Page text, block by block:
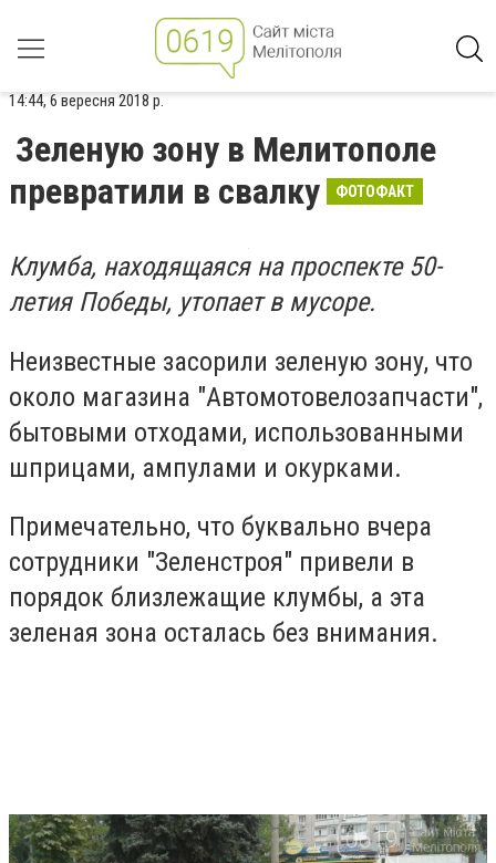
14:44, 6 вересня 2018 р.
Зеленую зону в Мелитополе
превратили в свалку
ФОТОФАКТ
Клумба, находящаяся на проспекте 50-
летия Победы, утопает в мусоре.
Неизвестные засорили зеленую зону, что
около магазина "Автомотовелозапчасти",
бытовыми отходами, использованными
шприцами, ампулами и окурками.
Примечательно, что буквально вчера
сотрудники "Зеленстроя" привели в
порядок близлежащие клумбы, а эта
зеленая зона осталась без внимания.